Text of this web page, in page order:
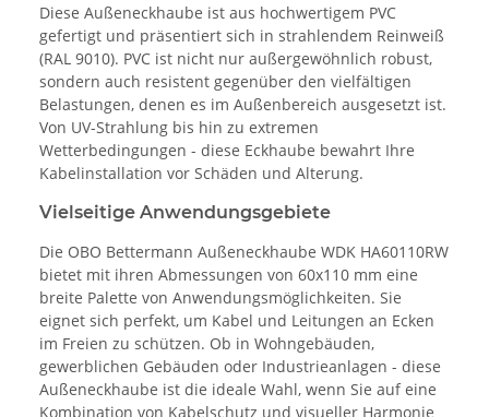
Diese Außeneckhaube ist aus hochwertigem PVC
gefertigt und präsentiert sich in strahlendem Reinweiß
(RAL 9010). PVC ist nicht nur außergewöhnlich robust,
sondern auch resistent gegenüber den vielfältigen
Belastungen, denen es im Außenbereich ausgesetzt ist.
Von UV-Strahlung bis hin zu extremen
Wetterbedingungen - diese Eckhaube bewahrt Ihre
Kabelinstallation vor Schäden und Alterung.
Vielseitige Anwendungsgebiete
Die OBO Bettermann Außeneckhaube WDK HA60110RW
bietet mit ihren Abmessungen von 60x110 mm eine
breite Palette von Anwendungsmöglichkeiten. Sie
eignet sich perfekt, um Kabel und Leitungen an Ecken
im Freien zu schützen. Ob in Wohngebäuden,
gewerblichen Gebäuden oder Industrieanlagen - diese
Außeneckhaube ist die ideale Wahl, wenn Sie auf eine
Kombination von Kabelschutz und visueller Harmonie